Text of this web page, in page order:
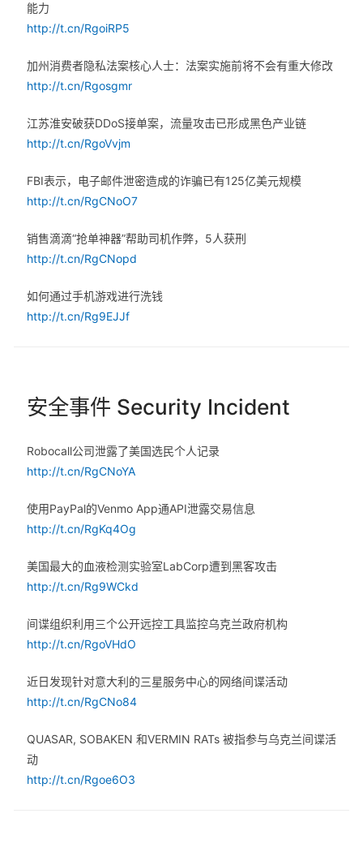
能力
http://t.cn/RgoiRP5
加州消费者隐私法案核心人士：法案实施前将不会有重大修改
http://t.cn/Rgosgmr
江苏淮安破获DDoS接单案，流量攻击已形成黑色产业链
http://t.cn/RgoVvjm
FBI表示，电子邮件泄密造成的诈骗已有125亿美元规模
http://t.cn/RgCNoO7
销售滴滴“抢单神器”帮助司机作弊，5人获刑
http://t.cn/RgCNopd
如何通过手机游戏进行洗钱
http://t.cn/Rg9EJJf
安全事件 Security Incident
Robocall公司泄露了美国选民个人记录
http://t.cn/RgCNoYA
使用PayPal的Venmo App通API泄露交易信息
http://t.cn/RgKq4Og
美国最大的血液检测实验室LabCorp遭到黑客攻击
http://t.cn/Rg9WCkd
间谍组织利用三个公开远控工具监控乌克兰政府机构
http://t.cn/RgoVHdO
近日发现针对意大利的三星服务中心的网络间谍活动
http://t.cn/RgCNo84
QUASAR, SOBAKEN 和VERMIN RATs 被指参与乌克兰间谍活
动
http://t.cn/Rgoe6O3